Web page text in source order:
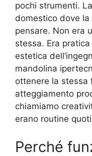
pochi strumenti.
domestico dove
pensare. Non era
stessa. Era
estetica
mandolina
ottenere la stessa
atteggiamento
chiamiamo
erano routine
Perché